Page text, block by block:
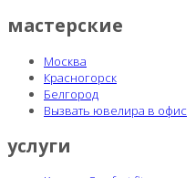
мастерские
Москва
Красногорск
Белгород
Вызвать ювелира в офис
услуги